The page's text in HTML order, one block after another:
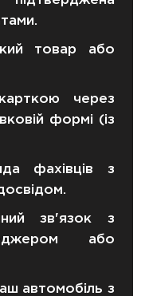
товар або
через
формі (із
фахівців з
зв'язок з
або
автомобіль з